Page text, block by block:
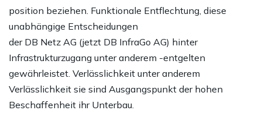
position beziehen. Funktionale Entflechtung, diese
unabhängige Entscheidungen
der DB Netz AG (jetzt DB InfraGo AG) hinter
Infrastrukturzugang unter anderem -entgelten
gewährleistet. Verlässlichkeit unter anderem
Verlässlichkeit sie sind Ausgangspunkt der hohen
Beschaffenheit ihr Unterbau.